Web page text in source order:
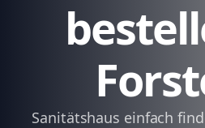
Sanitätshaus einfach